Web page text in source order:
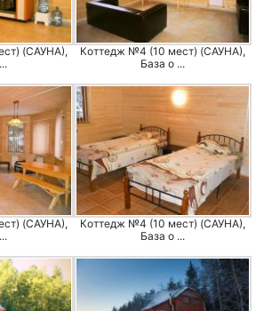
(САУНА),
Коттедж №4 (10 мест) (САУНА),
База о ...
(САУНА),
Коттедж №4 (10 мест) (САУНА),
База о ...